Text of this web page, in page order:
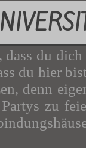
dass du
du hier
denn
zu